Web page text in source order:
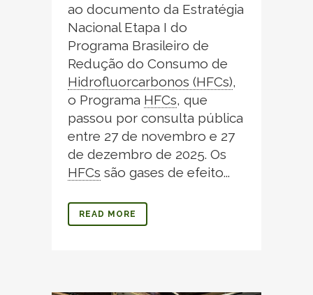
ao documento da Estratégia
Nacional Etapa I do
Programa Brasileiro de
Redução do Consumo de
Hidrofluorcarbonos (HFCs),
o Programa HFCs, que
passou por consulta pública
entre 27 de novembro e 27
de dezembro de 2025. Os
HFCs são gases de efeito...
READ MORE